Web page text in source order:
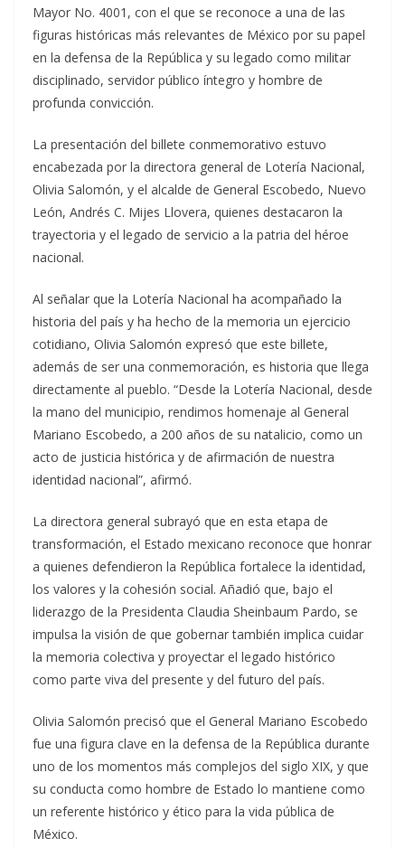
Mayor No. 4001, con el que se reconoce a una de las
figuras históricas más relevantes de México por su papel
en la defensa de la República y su legado como militar
disciplinado, servidor público íntegro y hombre de
profunda convicción.
La presentación del billete conmemorativo estuvo
encabezada por la directora general de Lotería Nacional,
Olivia Salomón, y el alcalde de General Escobedo, Nuevo
León, Andrés C. Mijes Llovera, quienes destacaron la
trayectoria y el legado de servicio a la patria del héroe
nacional.
Al señalar que la Lotería Nacional ha acompañado la
historia del país y ha hecho de la memoria un ejercicio
cotidiano, Olivia Salomón expresó que este billete,
además de ser una conmemoración, es historia que llega
directamente al pueblo. “Desde la Lotería Nacional, desde
la mano del municipio, rendimos homenaje al General
Mariano Escobedo, a 200 años de su natalicio, como un
acto de justicia histórica y de afirmación de nuestra
identidad nacional”, afirmó.
La directora general subrayó que en esta etapa de
transformación, el Estado mexicano reconoce que honrar
a quienes defendieron la República fortalece la identidad,
los valores y la cohesión social. Añadió que, bajo el
liderazgo de la Presidenta Claudia Sheinbaum Pardo, se
impulsa la visión de que gobernar también implica cuidar
la memoria colectiva y proyectar el legado histórico
como parte viva del presente y del futuro del país.
Olivia Salomón precisó que el General Mariano Escobedo
fue una figura clave en la defensa de la República durante
uno de los momentos más complejos del siglo XIX, y que
su conducta como hombre de Estado lo mantiene como
un referente histórico y ético para la vida pública de
México.